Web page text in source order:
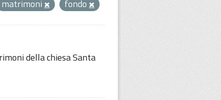
matrimoni fondo
della chiesa Santa